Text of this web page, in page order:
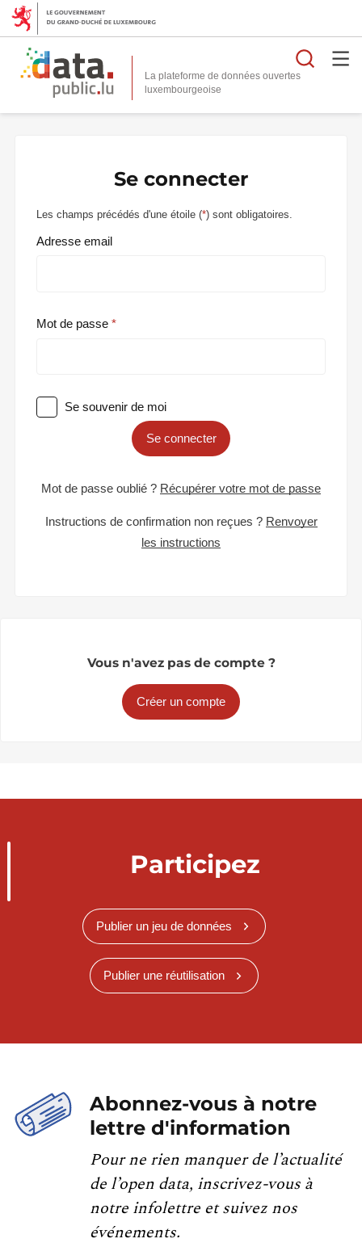
La plateforme de données ouvertes
Se connecter
Les champs précédés d'une étoile (*) sont obligatoires.
Adresse email
Mot de passe
Se souvenir de moi
Se connecter
Mot de passe oublié ? Récupérer votre mot de passe
Instructions de confirmation non reçues ? Renvoyer
les instructions
Vous n'avez pas de compte ?
Créer un compte
Participez
Publier un jeu de données
Publier une réutilisation
Abonnez-vous à notre
lettre d'information
Pour ne rien manquer de l’actualité
de l’open data, inscrivez-vous à
notre infolettre et suivez nos
événements.